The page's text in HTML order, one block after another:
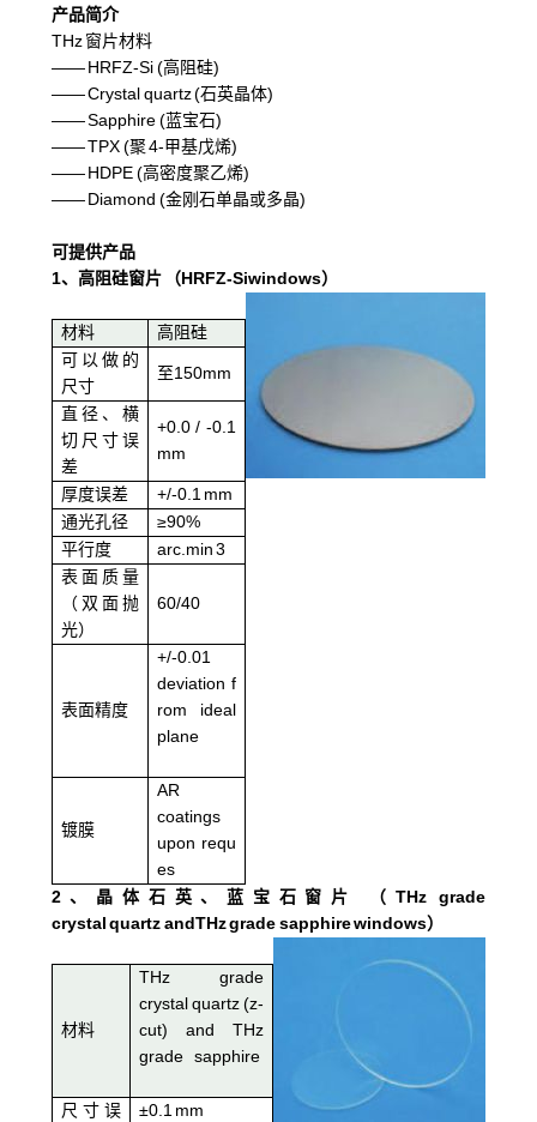
产品简介
THz 窗片材料
—— HRFZ-Si (高阻硅)
—— Crystal quartz (石英晶体)
—— Sapphire (蓝宝石)
—— TPX (聚 4-甲基戊烯)
—— HDPE (高密度聚乙烯)
—— Diamond (金刚石单晶或多晶)
可提供产品
1、高阻硅窗片 （HRFZ-Siwindows）
材料
高阻硅
可以做的
尺寸
至150mm
直径、横
切尺寸误
差
+0.0 / -0.1
mm
厚度误差
+/-0.1 mm
通光孔径
≥90%
平行度
arc.min 3
表面质量
（双面抛
光）
60/40
表面精度
+/-0.01
deviation f
rom ideal
plane
镀膜
AR
coatings
upon requ
es
2、晶体石英、蓝宝石窗片 （THz grade
crystal quartz andTHz grade sapphire windows）
材料
THz grade
crystal quartz (z-
cut) and THz
grade sapphire
尺寸误
±0.1 mm